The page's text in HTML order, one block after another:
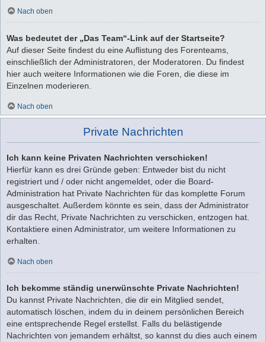
Nach oben
Was bedeutet der „Das Team“-Link auf der Startseite?
Auf dieser Seite findest du eine Auflistung des Forenteams,
einschließlich der Administratoren, der Moderatoren. Du findest
hier auch weitere Informationen wie die Foren, die diese im
Einzelnen moderieren.
Nach oben
Private Nachrichten
Ich kann keine Privaten Nachrichten verschicken!
Hierfür kann es drei Gründe geben: Entweder bist du nicht
registriert und / oder nicht angemeldet, oder die Board-
Administration hat Private Nachrichten für das komplette Forum
ausgeschaltet. Außerdem könnte es sein, dass der Administrator
dir das Recht, Private Nachrichten zu verschicken, entzogen hat.
Kontaktiere einen Administrator, um weitere Informationen zu
erhalten.
Nach oben
Ich bekomme ständig unerwünschte Private Nachrichten!
Du kannst Private Nachrichten, die dir ein Mitglied sendet,
automatisch löschen, indem du in deinem persönlichen Bereich
eine entsprechende Regel erstellst. Falls du belästigende
Nachrichten von jemandem erhältst, so kannst du dies auch einem